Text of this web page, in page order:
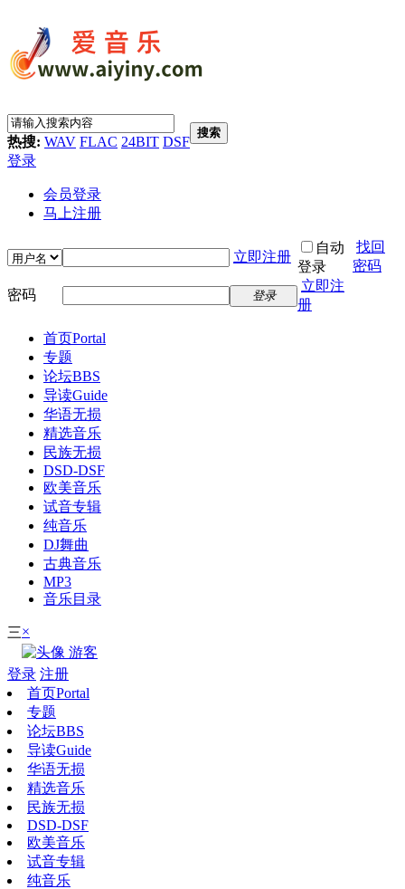
热搜: WAV FLAC 24BIT DSF
搜索
登录
会员登录
马上注册
立即注册
自动
登录
找回
密码
密码
登录
立即注
册
首页Portal
专题
论坛BBS
导读Guide
华语无损
精选音乐
民族无损
DSD-DSF
欧美音乐
试音专辑
纯音乐
DJ舞曲
古典音乐
MP3
音乐目录
三×
游客
登录 注册
首页Portal
专题
论坛BBS
导读Guide
华语无损
精选音乐
民族无损
DSD-DSF
欧美音乐
试音专辑
纯音乐